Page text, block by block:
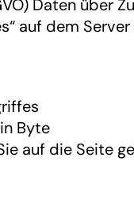
Daten über
auf dem
Byte
auf die Seite